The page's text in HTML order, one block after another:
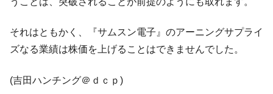
国の過剰生産が世界を蝕む。
『Money1』
韓国製造業「半導体絶好調」のウラで他業
種は全般的「不調」⇒ PSIが示す現況は決して良くない。
ン』1人当たり賠償10万ウォンを認定 ⇒ 総額3兆7,000億
それはともかく、『サムスン電子』のアーニングサプライ
ズなる業績は株価を上げることはできませんでした。
(吉田ハンチング＠ｄｃｐ)